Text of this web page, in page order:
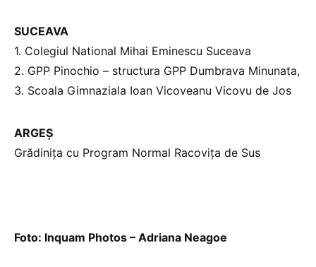
SUCEAVA
1. Colegiul National Mihai Eminescu Suceava
2. GPP Pinochio – structura GPP Dumbrava Minunata,
3. Scoala Gimnaziala Ioan Vicoveanu Vicovu de Jos
ARGEȘ
Grădinița cu Program Normal Racovița de Sus
Foto: Inquam Photos – Adriana Neagoe